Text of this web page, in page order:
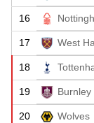
16
17 West
18
19 Burnley
20 Wolves